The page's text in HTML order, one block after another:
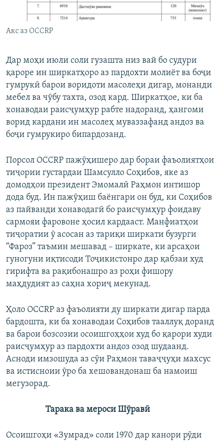
Акс аз OCCRP
Дар моҳи июли соли гузашта низ вай бо судури
қароре ин ширкатҳоро аз пардохти молиёт ва боҷи
гумрукӣ барои воридоти масолеҳи дигар, монанди
мебел ва чӯбу тахта, озод кард. Ширкатҳое, ки ба
хонаводаи раисҷумҳур рабте надоранд, ҳангоми
ворид кардани ин масолеҳ муваззафанд андоз ва
боҷи гумрукиро бипардозанд.
Порсол OCCRP пажӯҳишеро дар бораи фаъолиятҳои
тиҷории густардаи Шамсулло Соҳибов, яке аз
домодҳои президент Эмомалӣ Раҳмон интишор
дода буд. Ин пажӯҳиш баёнгари он буд, ки Соҳибов
аз пайванди хонаводагӣ бо раисҷумҳур фоидаву
сармояи фаровоне ҳосил кардааст. Манфиатҳои
тиҷоратии ӯ асосан аз тариқи ширкати бузурги
“Фароз” таъмин мешавад – ширкате, ки арсаҳои
гуногуни иқтисоди Тоҷикистонро дар қабзаи худ
гирифта ва рақибонашро аз роҳи фишору
маҳдудият аз саҳна хориҷ мекунад.
Ҳоло OCCRP аз фаъолияти ду ширкати дигар парда
бардошта, ки ба хонаводаи Соҳибов тааллуқ доранд
ва барои бозсозии осоишгоҳҳои худ бо қарори худи
раисҷумҳур аз пардохти андоз озод шудаанд.
Асноди имзошуда аз сӯи Раҳмон таваҷҷуҳи махсус
ва истисноии ӯро ба хешовандонаш ба намоиш
мегузорад.​
Тарака ва мероси Шӯравӣ
Осоишгоҳи «Зумрад» соли 1970 дар канори рӯди